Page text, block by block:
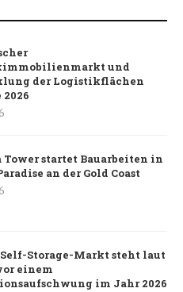
und
der Logistikflächen
Tower startet Bauarbeiten in
an der Gold Coast
Self-Storage-Markt steht laut
einem
im Jahr 2026